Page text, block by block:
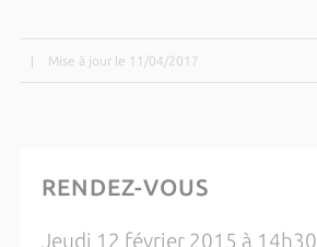
Mise à jour le 11/04/2017
RENDEZ-VOUS
Jeudi 12 février 2015 à 14h30